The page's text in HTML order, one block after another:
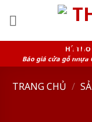
HỆ
Báo giá cửa gỗ nhựa
TRANG CHỦ /